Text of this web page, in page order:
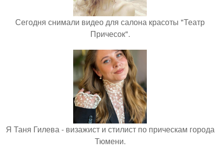
Сегодня снимали видео для салона красоты "Театр
Причесок".
Я Таня Гилева - визажист и стилист по прическам города
Тюмени.